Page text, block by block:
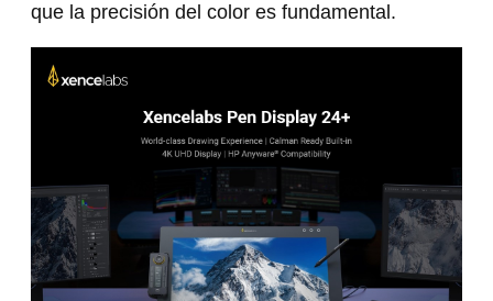
que la precisión del color es fundamental.